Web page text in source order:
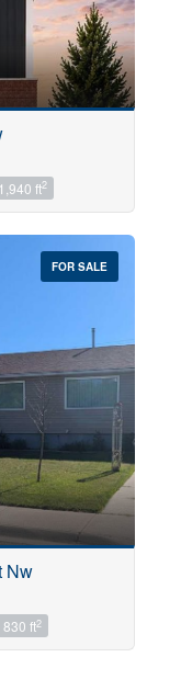
1,940 ft2
FOR SALE
Nw
830 ft2